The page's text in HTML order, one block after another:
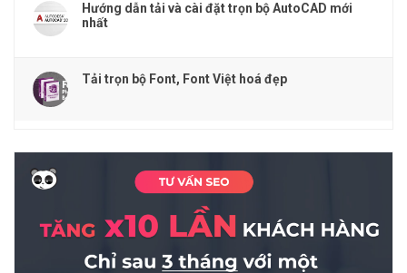
Hướng dẫn tải và cài đặt trọn bộ AutoCAD mới
nhất
Tải trọn bộ Font, Font Việt hoá đẹp